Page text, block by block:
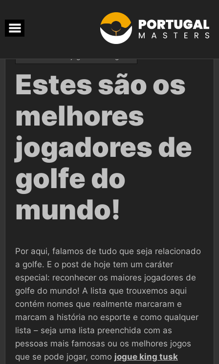
content
Aurelio
Estes são os
melhores
jogadores de
golfe do
mundo!
Por aqui, falamos de tudo que seja relacionado
a golfe. E o post de hoje tem um caráter
especial: reconhecer os maiores jogadores de
golfe do mundo! A lista que trouxemos aqui
contém nomes que realmente marcaram e
marcam a história no esporte e como qualquer
lista – seja uma lista preenchida com as
pessoas mais famosas ou os melhores jogos
que se pode jogar, como jogue king tusk